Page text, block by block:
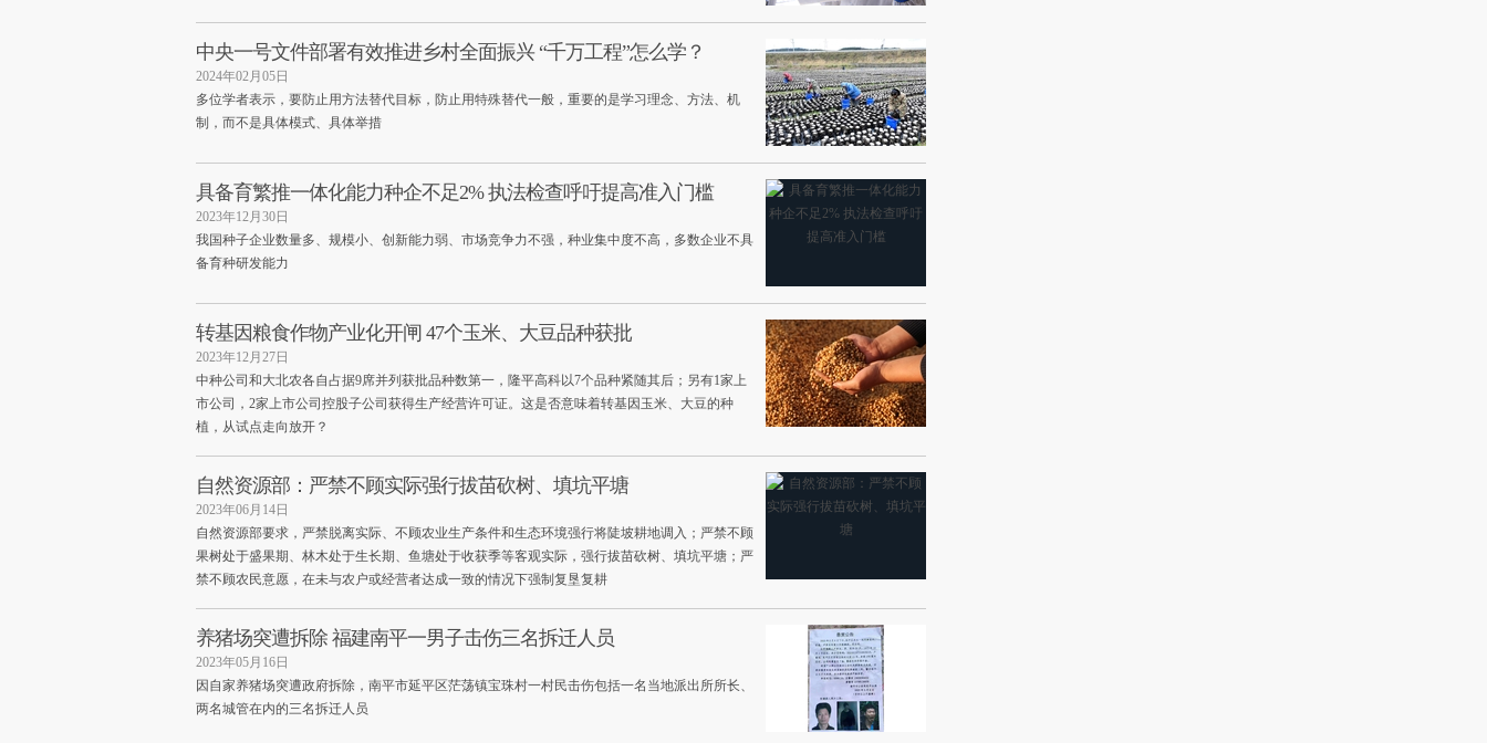
中央一号文件部署有效推进乡村全面振兴 “千万工程”怎么学？
2024年02月05日
多位学者表示，要防止用方法替代目标，防止用特殊替代一般，重要的是学习理念、方法、机
制，而不是具体模式、具体举措
具备育繁推一体化能力种企不足2% 执法检查呼吁提高准入门槛
2023年12月30日
我国种子企业数量多、规模小、创新能力弱、市场竞争力不强，种业集中度不高，多数企业不具
备育种研发能力
转基因粮食作物产业化开闸 47个玉米、大豆品种获批
2023年12月27日
中种公司和大北农各自占据9席并列获批品种数第一，隆平高科以7个品种紧随其后；另有1家上
市公司，2家上市公司控股子公司获得生产经营许可证。这是否意味着转基因玉米、大豆的种
植，从试点走向放开？
自然资源部：严禁不顾实际强行拔苗砍树、填坑平塘
2023年06月14日
自然资源部要求，严禁脱离实际、不顾农业生产条件和生态环境强行将陡坡耕地调入；严禁不顾
果树处于盛果期、林木处于生长期、鱼塘处于收获季等客观实际，强行拔苗砍树、填坑平塘；严
禁不顾农民意愿，在未与农户或经营者达成一致的情况下强制复垦复耕
养猪场突遭拆除 福建南平一男子击伤三名拆迁人员
2023年05月16日
因自家养猪场突遭政府拆除，南平市延平区茫荡镇宝珠村一村民击伤包括一名当地派出所所长、
两名城管在内的三名拆迁人员